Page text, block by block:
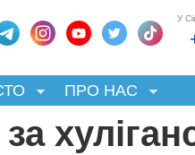
У
ПРО НАС